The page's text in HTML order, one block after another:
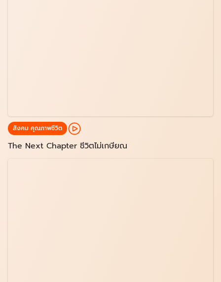
สังคม คุณภาพชีวิต
The Next Chapter ชีวิตไม่เกษียณ